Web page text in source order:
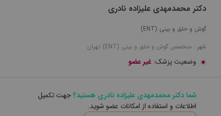
دکتر محمدمهدی علیزاده نادری
گوش و حلق و بینی (ENT)
شهر : متخصص گوش و حلق و بینی (ENT) تهران
وضعیت پزشک: غیر عضو
شما دکتر محمدمهدی علیزاده نادری هستید؟جهت تکمیل
اطلاعات و استفاده از امکانات عضو شوید.